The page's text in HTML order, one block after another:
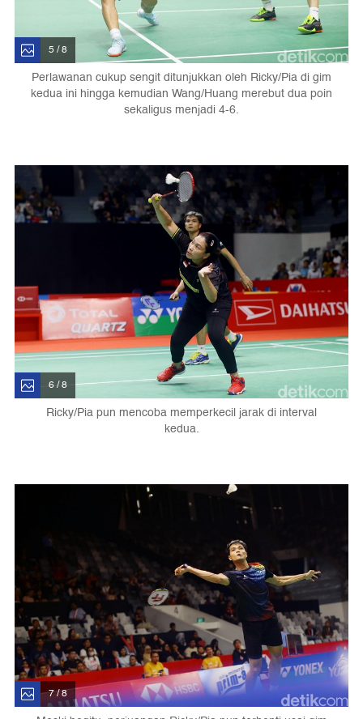
5 / 8
Perlawanan cukup sengit ditunjukkan oleh Ricky/Pia di gim
kedua ini hingga kemudian Wang/Huang merebut dua poin
sekaligus menjadi 4-6.
6 / 8
Ricky/Pia pun mencoba memperkecil jarak di interval
kedua.
7 / 8